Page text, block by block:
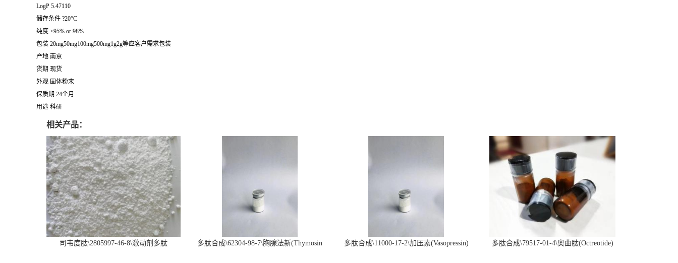
LogP 5.47110
储存条件 ?20°C
纯度 ≥95% or 98%
包装 20mg50mg100mg500mg1g2g等应客户需求包装
产地 南京
货期 现货
外观 固体粉末
保质期 24个月
用途 科研
相关产品：
司韦度肽\2805997-46-8\激动剂多肽
多肽合成\62304-98-7\胸腺法新(Thymosin
多肽合成\11000-17-2\加压素(Vasopressin) 多肽合成\79517-01-4\奥曲肽(Octreotide)